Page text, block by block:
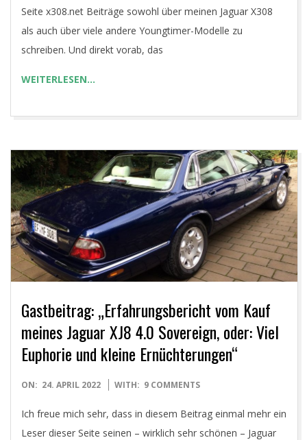
Seite x308.net Beiträge sowohl über meinen Jaguar X308
als auch über viele andere Youngtimer-Modelle zu
schreiben. Und direkt vorab, das
WEITERLESEN…
Gastbeitrag: „Erfahrungsbericht vom Kauf
meines Jaguar XJ8 4.0 Sovereign, oder: Viel
Euphorie und kleine Ernüchterungen“
2022-
24
ON: 24. APRIL 2022 WITH: 9 COMMENTS
Ich freue mich sehr, dass in diesem Beitrag einmal mehr ein
Leser dieser Seite seinen – wirklich sehr schönen – Jaguar